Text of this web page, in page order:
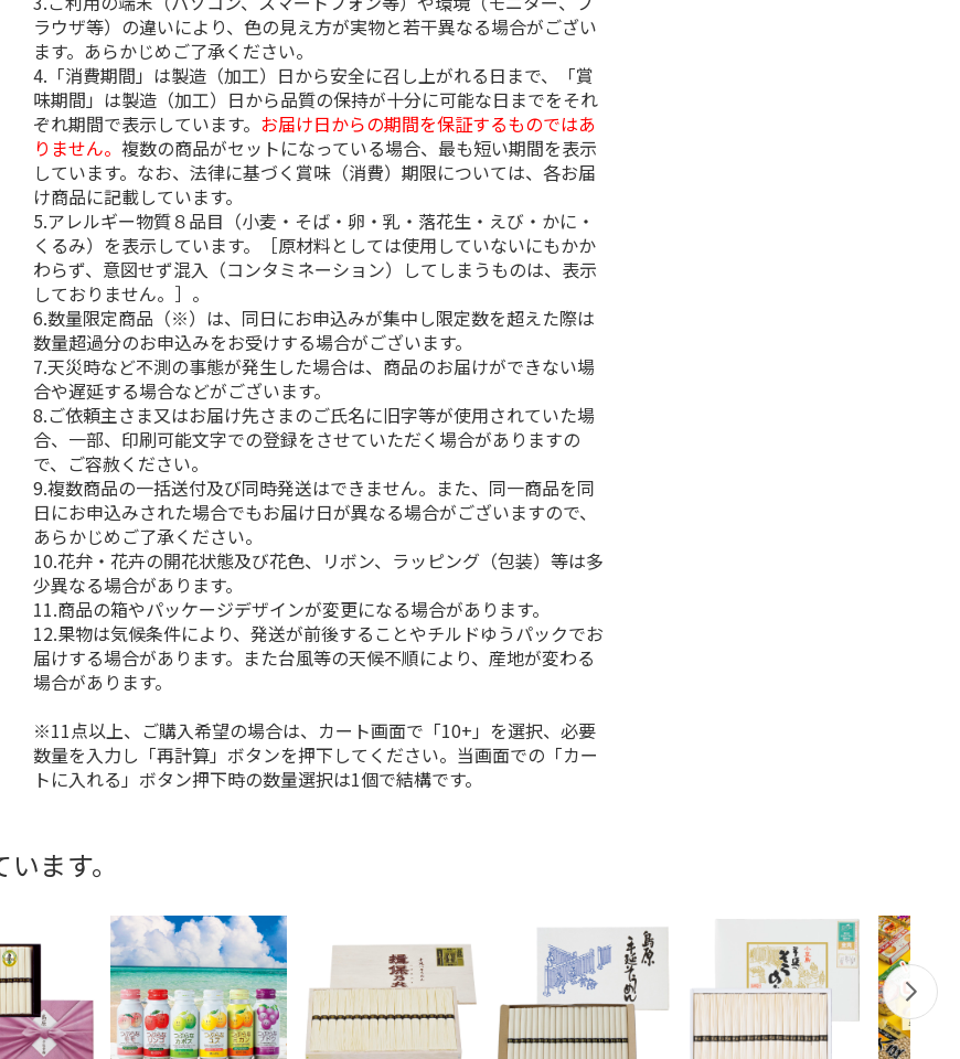
ラウザ等）の違いにより、色の見え方が実物と若干異なる場合がござい
ます。あらかじめご了承ください。
4.「消費期間」は製造（加工）日から安全に召し上がれる日まで、「賞
味期間」は製造（加工）日から品質の保持が十分に可能な日までをそれ
ぞれ期間で表示しています。 お届け日からの期間を保証するものではあ
りません。複数の商品がセットになっている場合、最も短い期間を表示
しています。なお、法律に基づく賞味（消費）期限については、各お届
け商品に記載しています。
5.アレルギー物質８品目（小麦・そば・卵・乳・落花生・えび・かに・
くるみ）を表示しています。［原材料としては使用していないにもかか
わらず、意図せず混入（コンタミネーション）してしまうものは、表示
しておりません。］。
6.数量限定商品（※）は、同日にお申込みが集中し限定数を超えた際は
数量超過分のお申込みをお受けする場合がございます。
7.天災時など不測の事態が発生した場合は、商品のお届けができない場
合や遅延する場合などがございます。
8.ご依頼主さま又はお届け先さまのご氏名に旧字等が使用されていた場
合、一部、印刷可能文字での登録をさせていただく場合がありますの
で、ご容赦ください。
9.複数商品の一括送付及び同時発送はできません。また、同一商品を同
日にお申込みされた場合でもお届け日が異なる場合がございますので、
あらかじめご了承ください。
10.花弁・花卉の開花状態及び花色、リボン、ラッピング（包装）等は多
少異なる場合があります。
11.商品の箱やパッケージデザインが変更になる場合があります。
12.果物は気候条件により、発送が前後することやチルドゆうパックでお
届けする場合があります。また台風等の天候不順により、産地が変わる
場合があります。
※11点以上、ご購入希望の場合は、カート画面で「10+」を選択、必要
数量を入力し「再計算」ボタンを押下してください。当画面での「カー
トに入れる」ボタン押下時の数量選択は1個で結構です。
ます。